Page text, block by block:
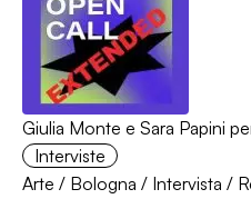
Giulia Monte e Sara Papini
Interviste
Arte / Bologna / Intervista /